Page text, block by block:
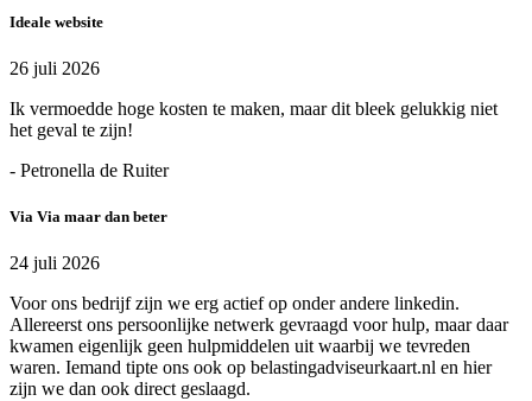
Ideale website
26 juli 2026
Ik vermoedde hoge kosten te maken, maar dit bleek gelukkig niet
het geval te zijn!
- Petronella de Ruiter
Via Via maar dan beter
24 juli 2026
Voor ons bedrijf zijn we erg actief op onder andere linkedin.
Allereerst ons persoonlijke netwerk gevraagd voor hulp, maar daar
kwamen eigenlijk geen hulpmiddelen uit waarbij we tevreden
waren. Iemand tipte ons ook op belastingadviseurkaart.nl en hier
zijn we dan ook direct geslaagd.